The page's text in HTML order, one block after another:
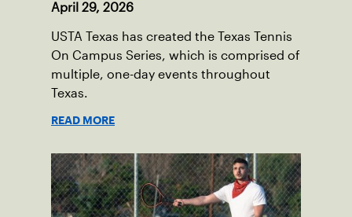
April 29, 2026
USTA Texas has created the Texas Tennis
On Campus Series, which is comprised of
multiple, one-day events throughout
Texas.
READ MORE